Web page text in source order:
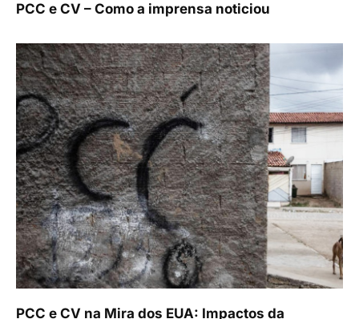
PCC e CV – Como a imprensa noticiou
PCC e CV na Mira dos EUA: Impactos da